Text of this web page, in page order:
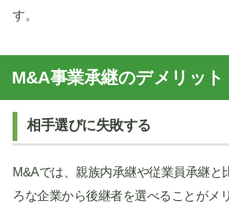
す。
M&A事業承継のデメリット
相手選びに失敗する
M&Aでは、親族内承継や従業員承継と
ろな企業から後継者を選べることがメ